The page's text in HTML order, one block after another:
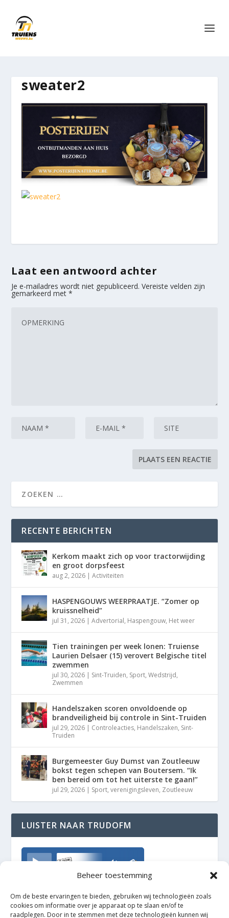
Beheer toestemming
Om de beste ervaringen te bieden, gebruiken wij technologieën zoals
cookies om informatie over je apparaat op te slaan en/of te
raadplegen. Door in te stemmen met deze technologieën kunnen wij
sweater2
Laat een antwoord achter
Je e-mailadres wordt niet gepubliceerd. Vereiste velden zijn
gemarkeerd met*
RECENTE BERICHTEN
Kerkom maakt zich op voor tractorwijding
en groot dorpsfeest
aug 2, 2026 |Activiteiten
HASPENGOUWS WEERPRAATJE. “Zomer op
kruissnelheid”
jul 31, 2026 |Advertorial, Haspengouw, Het weer
Tien trainingen per week lonen: Truiense
Laurien Delsaer (15) verovert Belgische titel
zwemmen
jul 30, 2026 | Sint-Truiden, Sport,Wedstrijd,
Zwemmen
Handelszaken scoren onvoldoende op
brandveiligheid bij controle in Sint-Truiden
jul 29, 2026 | Controleacties, Handelszaken, Sint-
Truiden
Burgemeester Guy Dumst van Zoutleeuw
bokst tegen schepen van Boutersem. “Ik
ben bereid om tot het uiterste te gaan!”
jul 29, 2026 | Sport,verenigingsleven, Zoutleeuw
LUISTER NAAR TRUDOFM
TrudoFM